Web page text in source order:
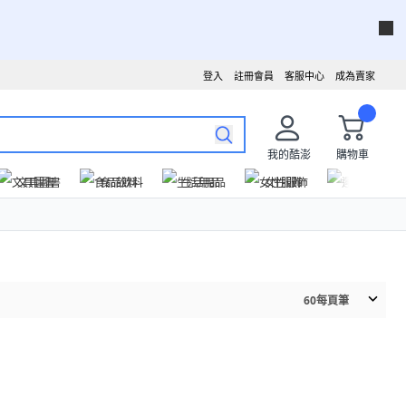
成為賣家
客服中心
註冊會員
登入
我的酷澎
購物車
文具圖書
食品飲料 生活用品 女性服飾
60每頁筆